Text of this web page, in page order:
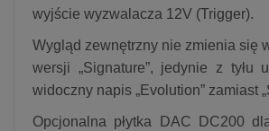
wyjście wyzwalacza 12V (Trigger).
Wygląd zewnętrzny nie zmienia się
wersji „Signature”, jedynie z tyłu
widoczny napis „Evolution” zamiast
Opcjonalna płytka DAC DC200